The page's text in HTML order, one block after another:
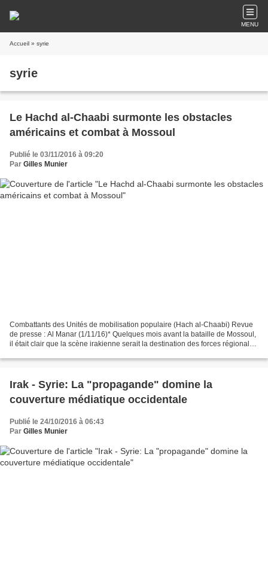
MENU
Accueil » syrie
syrie
Le Hachd al-Chaabi surmonte les obstacles
américains et combat à Mossoul
Publié le 03/11/2016 à 09:20
Par Gilles Munier
Combattants des Unités de mobilisation populaire (Hach al-Chaabi) Revue
de presse : Al Manar (1/11/16)* Quelques mois avant la bataille de Mossoul,
il était clair que la scène irakienne serait la destination des forces régionales
Irak - Syrie: La "propagande" domine la
couverture médiatique occidentale
Publié le 24/10/2016 à 06:43
Par Gilles Munier